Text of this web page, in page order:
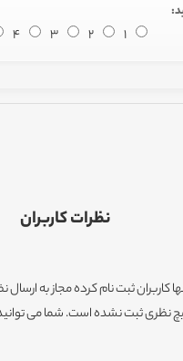
1
2
3
4
نظرات کاربران
کاربران ثبت نام کرده مجاز به
نظری ثبت نشده است. شما می